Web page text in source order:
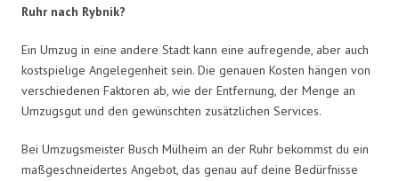
Ruhr nach Rybnik?
Ein Umzug in eine andere Stadt kann eine aufregende, aber auch
kostspielige Angelegenheit sein. Die genauen Kosten hängen von
verschiedenen Faktoren ab, wie der Entfernung, der Menge an
Umzugsgut und den gewünschten zusätzlichen Services.
Bei Umzugsmeister Busch Mülheim an der Ruhr bekommst du ein
maßgeschneidertes Angebot, das genau auf deine Bedürfnisse